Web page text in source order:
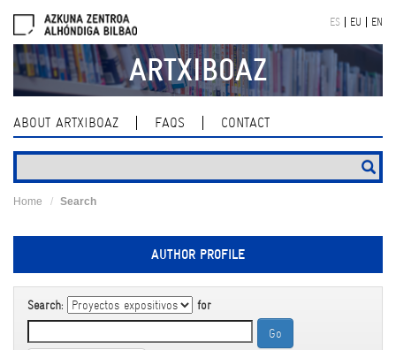
navigation
ES EU EN
ARTXIBOAZ
ABOUT ARTXIBOAZ FAQS CONTACT
Home Search
AUTHOR PROFILE
Search: for